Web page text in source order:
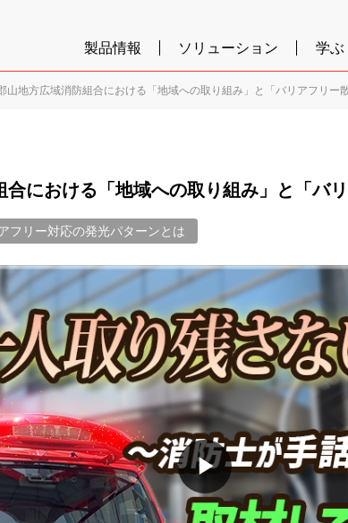
製品情報 ソリューション 学ぶ
山地方広域消防組合における「地域への取り組み」と「バリアフリー
における「地域への取り組み」と「バ
フリー対応の発光パターンとは
▶